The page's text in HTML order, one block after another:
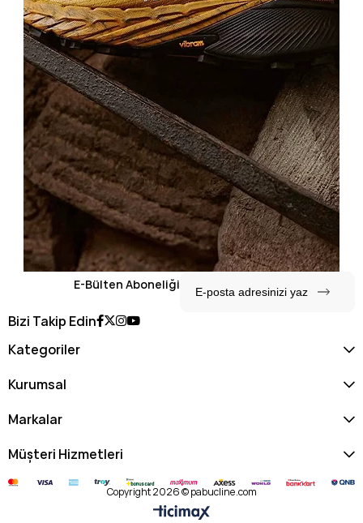
E-Bülten Aboneliği
Bizi Takip Edin
Kategoriler
Kurumsal
Markalar
Müşteri Hizmetleri
Copyright 2026 © pabucline.com